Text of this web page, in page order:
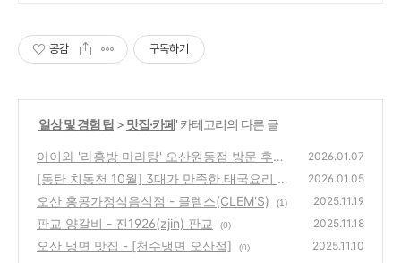
공감 구독하기
'일상 및 경험 팁 > 맛집·카페' 카테고리의 다른 글
아이와 '라홍방 마라탕' 오산원동점 방문 후기
(0)
2026.01.07
[동탄 치동천 10월] 3대가 만족한 태국요리 전
문점 '블리스 인 씨암' 가족 외식 후기
(1)
2026.01.05
오산 홍콩가정식음식점 - 클렘스(CLEM'S) (1) 2025.11.19
판교 양갈비 - 진1926(zjin) 판교 (0) 2025.11.18
오산 냉면 맛집 - [천수냉면 오산점] (0) 2025.11.10